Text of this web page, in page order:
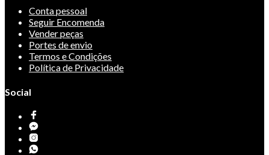
Conta pessoal
Seguir Encomenda
Vender peças
Portes de envio
Termos e Condições
Política de Privacidade
Social